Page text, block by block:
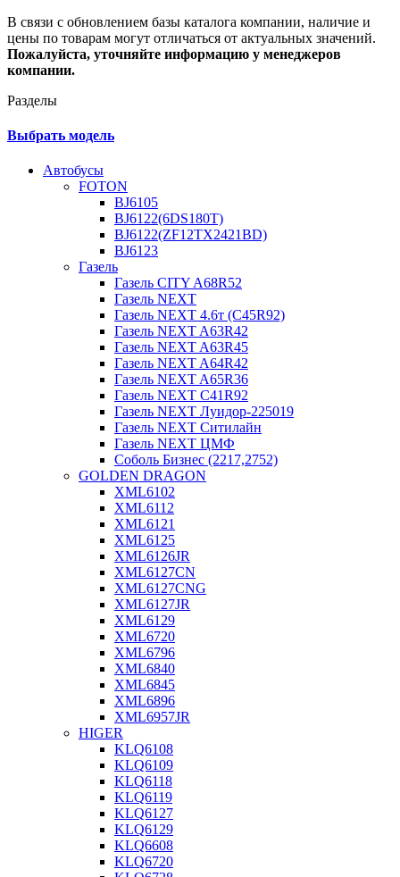
В связи с обновлением базы каталога компании, наличие и
цены по товарам могут отличаться от актуальных значений.
Пожалуйста, уточняйте информацию у менеджеров
компании.
Разделы
Выбрать модель
Автобусы
FOTON
BJ6105
BJ6122(6DS180T)
BJ6122(ZF12TX2421BD)
BJ6123
Газель
Газель CITY A68R52
Газель NEXT
Газель NEXT 4.6т (C45R92)
Газель NEXT A63R42
Газель NEXT A63R45
Газель NEXT A64R42
Газель NEXT A65R36
Газель NEXT C41R92
Газель NEXT Луидор-225019
Газель NEXT Ситилайн
Газель NEXT ЦМФ
Соболь Бизнес (2217,2752)
GOLDEN DRAGON
XML6102
XML6112
XML6121
XML6125
XML6126JR
XML6127CN
XML6127CNG
XML6127JR
XML6129
XML6720
XML6796
XML6840
XML6845
XML6896
XML6957JR
HIGER
KLQ6108
KLQ6109
KLQ6118
KLQ6119
KLQ6127
KLQ6129
KLQ6608
KLQ6720